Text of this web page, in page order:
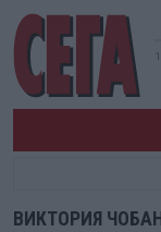
ВИКТОРИЯ